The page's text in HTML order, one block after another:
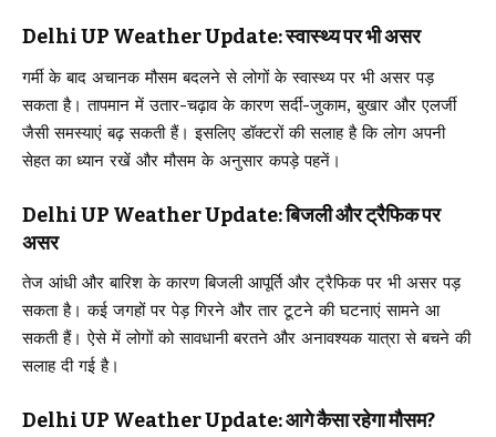
Delhi UP Weather Update: स्वास्थ्य पर भी असर
गर्मी के बाद अचानक मौसम बदलने से लोगों के स्वास्थ्य पर भी असर पड़
सकता है। तापमान में उतार-चढ़ाव के कारण सर्दी-जुकाम, बुखार और एलर्जी
जैसी समस्याएं बढ़ सकती हैं। इसलिए डॉक्टरों की सलाह है कि लोग अपनी
सेहत का ध्यान रखें और मौसम के अनुसार कपड़े पहनें।
Delhi UP Weather Update: बिजली और ट्रैफिक पर
असर
तेज आंधी और बारिश के कारण बिजली आपूर्ति और ट्रैफिक पर भी असर पड़
सकता है। कई जगहों पर पेड़ गिरने और तार टूटने की घटनाएं सामने आ
सकती हैं। ऐसे में लोगों को सावधानी बरतने और अनावश्यक यात्रा से बचने की
सलाह दी गई है।
Delhi UP Weather Update: आगे कैसा रहेगा मौसम?